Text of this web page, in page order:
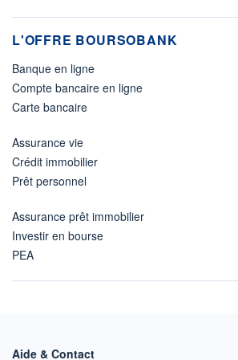
L'OFFRE BOURSOBANK
Banque en ligne
Compte bancaire en ligne
Carte bancaire
Assurance vie
Crédit immobilier
Prêt personnel
Assurance prêt immobilier
Investir en bourse
PEA
Aide & Contact